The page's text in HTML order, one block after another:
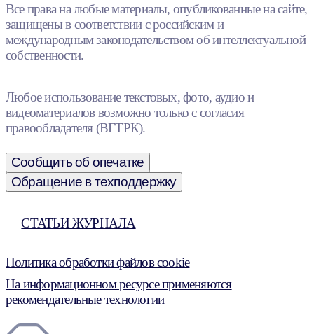
Все права на любые материалы, опубликованные на сайте,
защищены в соответствии с российским и
международным законодательством об интеллектуальной
собственности.
Любое использование текстовых, фото, аудио и
видеоматериалов возможно только с согласия
правообладателя (ВГТРК).
Сообщить об опечатке
Обращение в техподдержку
СТАТЬИ ЖУРНАЛА
Политика обработки файлов cookie
На информационном ресурсе применяются
рекомендательные технологии